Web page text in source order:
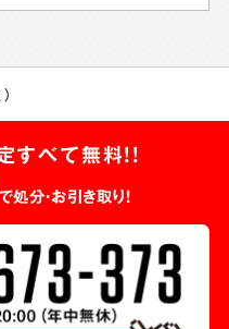
すべて無料!!
で処分・お引き取り！